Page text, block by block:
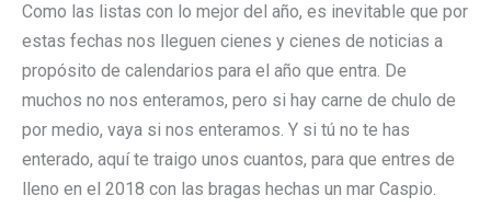
Como las listas con lo mejor del año, es inevitable que por
estas fechas nos lleguen cienes y cienes de noticias a
propósito de calendarios para el año que entra. De
muchos no nos enteramos, pero si hay carne de chulo de
por medio, vaya si nos enteramos. Y si tú no te has
enterado, aquí te traigo unos cuantos, para que entres de
lleno en el 2018 con las bragas hechas un mar Caspio.